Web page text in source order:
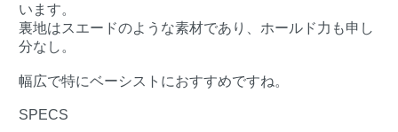
います。
裏地はスエードのような素材であり、ホールド力も申し
分なし。
幅広で特にベーシストにおすすめですね。
SPECS